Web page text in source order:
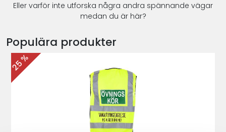
Eller varför inte utforska några andra spännande vägar
medan du är här?
Populära produkter
25 %